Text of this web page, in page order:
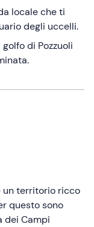
locale che ti
degli uccelli.
di Pozzuoli
un territorio ricco
questo sono
dei Campi